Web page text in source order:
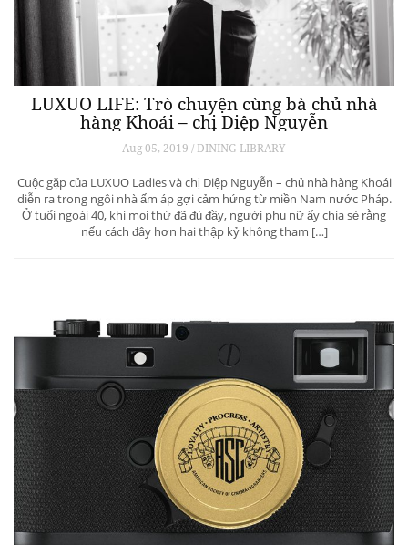
Nhà sáng lập AsiaMarine – Eric Noyel: “Bạn
không mua du thuyền để đầu tư sinh lời”
Aug 08, 2019 / Leader & Business
Được thành lập tại Hong Kong từ cách đây 7 năm, AsiaMarine là tập
đoàn kinh doanh, cho thuê, quản lý và chăm sóc du thuyền hàng đầu
tại châu Á.
LUXUO LIFE: Trò chuyện cùng bà chủ nhà
hàng Khoái – chị Diệp Nguyễn